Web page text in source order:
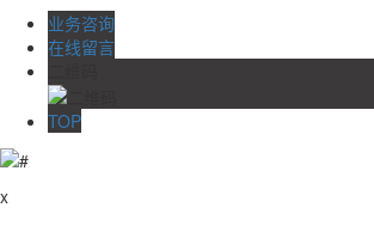
业务咨询
在线留言
TOP
x